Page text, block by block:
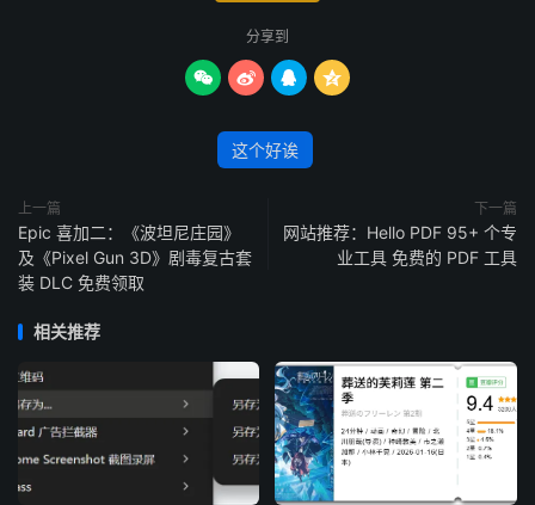
分享到
   
这个好诶
上一篇
Epic 喜加二：《波坦尼庄园》
及《Pixel Gun 3D》剧毒复古套
装 DLC 免费领取
下一篇
网站推荐：Hello PDF 95+ 个专
业工具 免费的 PDF 工具
相关推荐